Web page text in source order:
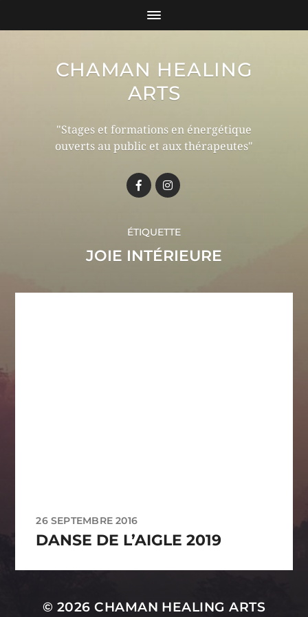
CHAMAN HEALING
ARTS
"Stages et formations en énergétique
ouverts au public et aux thérapeutes"
ÉTIQUETTE
JOIE INTÉRIEURE
26 SEPTEMBRE 2016
DANSE DE L’AIGLE 2019
© 2026CHAMAN HEALING ARTS